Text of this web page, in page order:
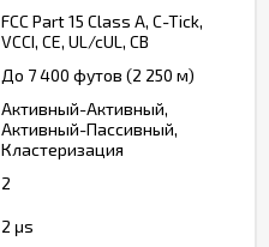
FCC Part 15 Class A, C-Tick,
VCCI, CE, UL/cUL, CB
До 7 400 футов (2 250 м)
Активный-Активный,
Активный-Пассивный,
Кластеризация
2
2 μs